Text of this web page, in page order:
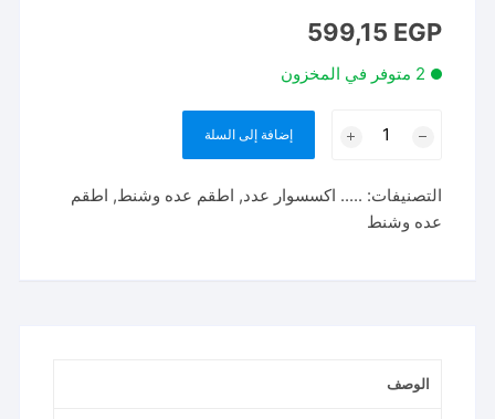
599,15 EGP
2 متوفر في المخزون
tht16163
قماش
١٦
إضافة إلى السلة
التصنيفات: ..... اكسسوار عدد, اطقم عده وشنط, اطقم
عده وشنط
الوصف